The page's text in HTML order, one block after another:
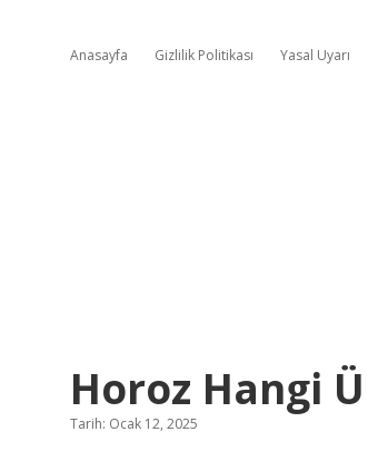
Anasayfa Gizlilik Politikası Yasal Uyarı
Horoz Hangi
Tarih: Ocak 12, 2025